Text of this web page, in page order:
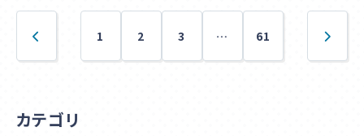
1 2 3 … 61
カテゴリ